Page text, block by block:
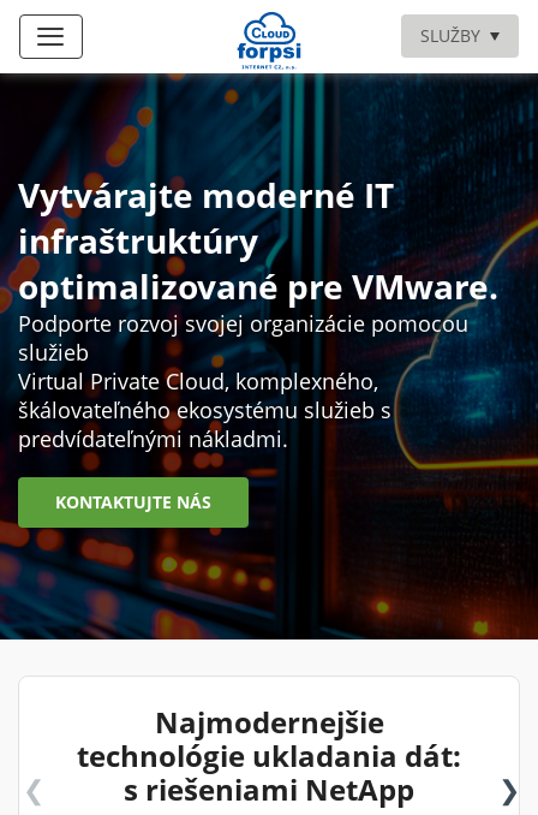
SLUŽBY
Vytvárajte moderné IT
infraštruktúry
optimalizované pre VMware.
Podporte rozvoj svojej organizácie pomocou
služieb
Virtual Private Cloud, komplexného, ​​
škálovateľného ekosystému služieb s
predvídateľnými nákladmi.
KONTAKTUJTE NÁS
Najmodernejšie
technológie ukladania dát:
s riešeniami NetApp